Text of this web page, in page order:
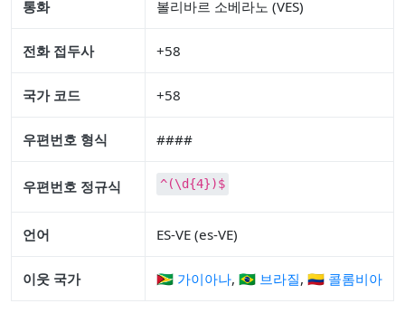
통화 볼리바르 소베라노 (VES)
전화 접두사 +58
국가 코드 +58
우편번호 형식 ####
우편번호 정규식 ^(\d{4})$
언어 ES-VE (es-VE)
이웃 국가 🇬🇾 가이아나, 🇧🇷 브라질, 🇨🇴 콜롬비아